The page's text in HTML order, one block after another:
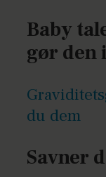
Baby
gør den
du dem
Savner